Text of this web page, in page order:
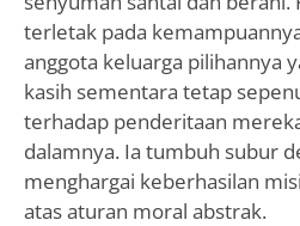
terletak pada
anggota keluarga pilihannya
kasih sementara tetap
terhadap penderitaan
dalamnya. Ia tumbuh subur
menghargai keberhasilan
atas aturan moral abstrak.